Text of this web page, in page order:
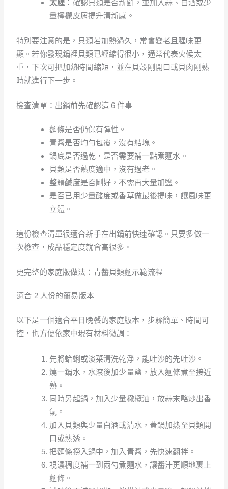
太腥 ：確認貝類是否新鮮，並加入蒜、白酒或少
量檸檬皮屑提升清新感。
特別要注意的是，貝類若加熱過久，常會變老且腥味更
顯。若你發現鍋裡貝類已經縮得很小，通常代表火候太
重，下次可把加熱時間縮短，並在貝殼剛開口或貝肉剛熟
時就進行下一步。
檢查清單：出鍋前先確認這 6 件事
麵條是否仍保有彈性。
青醬是否均勻包覆，沒有結塊。
鍋底是否過乾，是否需要補一點煮麵水。
貝類是否熟度適中，沒有過老。
整體鹹度是否剛好，不需再大量加鹽。
是否已用少量酸度或香草做最後提味，讓風味更
立體。
這份檢查清單很適合新手在出鍋前快速確認。只要多做一
次檢查，成品穩定度就會高很多。
更完整的家庭版做法：青醬貝類麵示範流程
適合 2 人份的簡易版本
以下是一個適合平日晚餐的家庭版本，步驟簡單、時間可
控，也方便依家中現有材料微調：
先將蛤蜊或淡菜清洗乾淨，能吐沙的先吐沙。
燒一鍋水，水滾後加少量鹽，放入麵條煮至接近
熟。
同時另起鍋，加入少量橄欖油，放蒜末略炒出香
氣。
加入貝類與少量白酒或清水，蓋鍋加熱至貝類開
口或熟透。
把麵條撈入鍋中，加入青醬，先快速翻拌。
視濃稠度補一到兩勺煮麵水，讓醬汁更順地裹上
麵條。